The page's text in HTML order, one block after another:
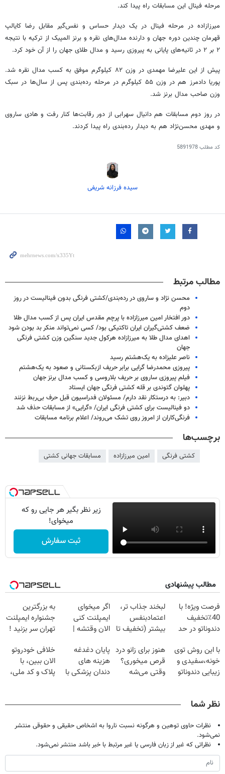
مرحله فینال این مسابقات راه پیدا کند.
میرزازاده در مرحله فینال در یک دیدار حساس و نفس‌گیر مقابل رضا کایالپ
قهرمان چندین دوره جهان و دارنده مدال‌های نقره و برنز المپیک از ترکیه با نتیجه
۲ بر ۲ در ثانیه‌های پایانی به پیروزی رسید و مدال طلای جهان را از آن خود کرد.
پیش از این علیرضا مهمدی
در وزن ۸۲ کیلوگرم موفق به کسب مدال نقره شد.
پوریا دادمرز
هم در وزن ۵۵ کیلوگرم در مرحله رده‌بندی پس از سال‌ها در سبک
وزن صاحب مدال برنز شد.
در روز دوم مسابقات هم دانیال سهرابی از دور رقابت‌ها کنار رفت و هادی ساروی
و مهدی محسن‌نژاد هم به دیدار رده‌بندی راه پیدا کردند.
کد مطلب5891978
سیده فرزانه شریفی
مطالب مرتبط
محسن نژاد و ساروی در رده‌بندی/کشتی فرنگی بدون فینالیست در روز
دوم
دور افتخار امین میرزازاده با پرچم مقدس ایران پس از کسب مدال طلا
ضعف کشتی‌گیران ایران تاکتیکی بود/ کسی نمی‌تواند منکر بد بودن شود
اهدای مدال طلا به میرزازاده هرکول جدید سنگین وزن کشتی فرنگی
جهان
ناصر علیزاده به یک‌هشتم رسید
پیروزی محمدرضا گرایی برابر حریف ازبکستانی و صعود به یک‌هشتم
فیلم پیروزی ساروی بر حریف بلاروسی و کسب مدال برنز جهان
پهلوان گتوندی بر قله کشتی فرنگی جهان ایستاد
دبیر: به درستکار نقد دارم/ مسئولان فدراسیون قبل حرف بی‌ربط نزنند
دو فینالیست برای کشتی فرنگی ایران/ «گرایی» از مسابقات حذف شد
فرنگی‌کاران از امروز روی تشک می‌روند/ اعلام برنامه مسابقات
برچسب‌ها
کشتی فرنگی امین میرزازاده مسابقات جهانی کشتی
زیر نظر بگیر هر جایی رو که
میخوای!
ثبت سفارش
مطالب پیشنهادی
فرصت ویژه! با
40٪تخفیف
دندوناتو در حد
کن
لبخند جذاب تر،
اعتمادبنفس
بیشتر (تخفیف تا
اگر میخوای
ایمپلنت کنی
الان وقتشه |
میلیون تومان!!!
به بزرگترین
جشنواره ایمپلنت
تهران سر بزنید !
میلیون !
با این روش توی
خونه،سفیدی و
زیبایی دندوناتو
هنوز برای زانو درد
قرص میخوری؟
وقتی می‌شه
پایان دغدغه
هزینه های
دندان پزشکی با
خلافی خودروتو
الان ببین، با
پلاک و کد ملی،
نظر شما
نظرات حاوی توهین و هرگونه نسبت ناروا به اشخاص حقیقی و حقوقی منتشر
نمی‌شود.
نظراتی که غیر از زبان فارسی یا غیر مرتبط با خبر باشد منتشر نمی‌شود.